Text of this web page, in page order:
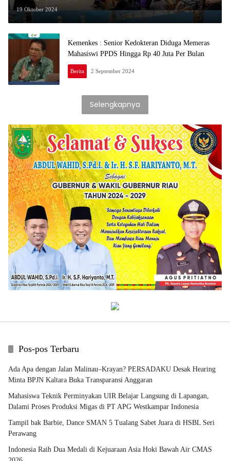
Adanya 24 Program MP-AW
19 Oktober 2024
Kemenkes : Senior Kedokteran Diduga Memeras
Mahasiswi PPDS Hingga Rp 40 Juta Per Bulan
Berita 2 September 2024
Selengkapnya
Pos-pos Terbaru
Ada Apa dengan Jalan Malinau–Krayan? PERSADAKU Desak Hearing
Minta BPJN Kaltara Buka Transparansi Anggaran
Mahasiswa Teknik Perminyakan UIR Belajar Langsung di Lapangan,
Dalami Proses Produksi Migas di PT APG Westkampar Indonesia
Tampil bak Barbie, Dance SMAN 5 Tualang Sabet Juara di HSBL Seri
Perawang
Indonesia Raih Dua Medali di Kejuaraan Asia Hoki Bawah Air CMAS